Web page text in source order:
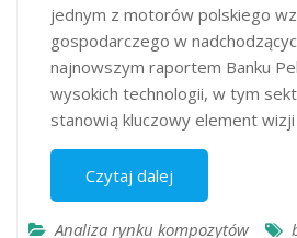
jednym z motorów polskiego
gospodarczego w
najnowszym raportem Banku
wysokich technologii, w tym
stanowią kluczowy element
Czytaj dalej
Analiza rynku kompozytów